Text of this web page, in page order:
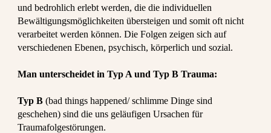
und bedrohlich erlebt werden, die die individuellen
Bewältigungsmöglichkeiten übersteigen und somit oft nicht
verarbeitet werden können. Die Folgen zeigen sich auf
verschiedenen Ebenen, psychisch, körperlich und sozial.
Man unterscheidet in Typ A und Typ B Trauma:
Typ B (bad things happened/ schlimme Dinge sind
geschehen) sind die uns geläufigen Ursachen für
Traumafolgestörungen.